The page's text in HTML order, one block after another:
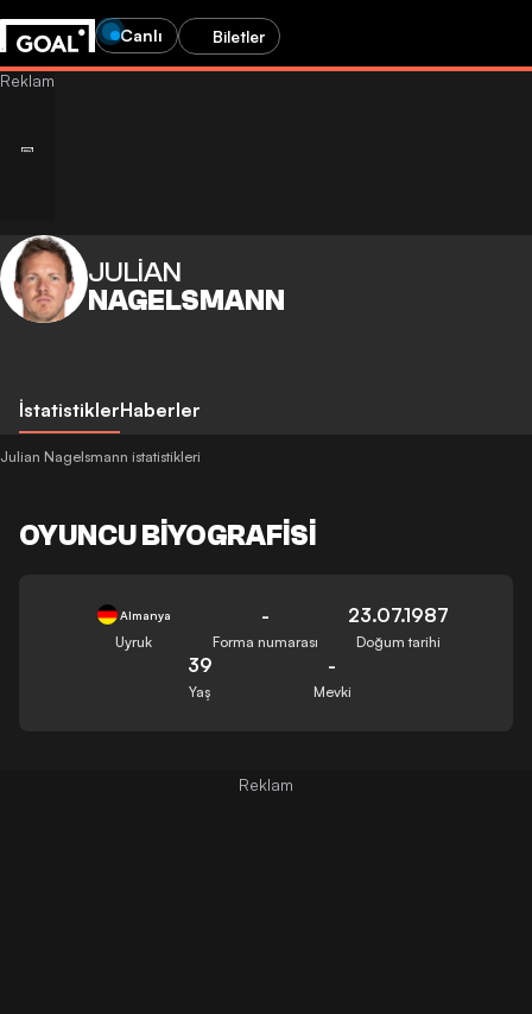
Canlı Biletler
JULIAN
NAGELSMANN
İstatistiklerHaberler
Julian Nagelsmann istatistikleri
OYUNCU BIYOGRAFISI
Almanya
Uyruk
-
Forma numarası
23.07.1987
Doğum tarihi
39
Yaş
-
Mevki